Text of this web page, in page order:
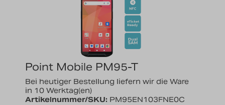
Point Mobile PM95-T
Bei heutiger Bestellung liefern wir die Ware
in 10 Werktag(en)
Artikelnummer/SKU: PM95EN103FNE0C